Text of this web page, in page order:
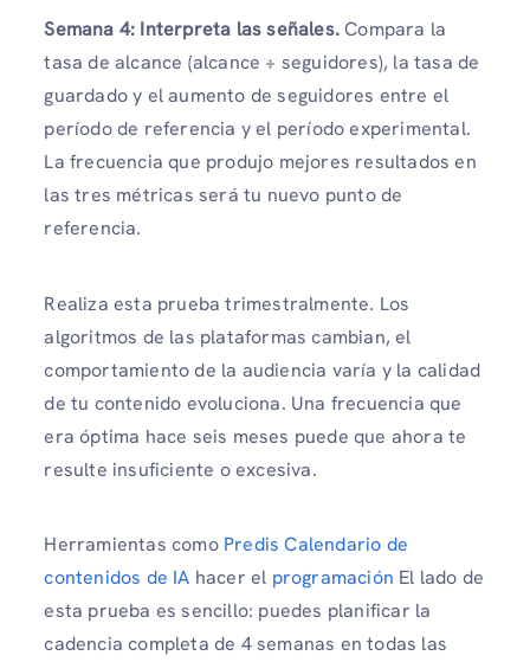
Semana 4: Interpreta las señales.Compara la
tasa de alcance (alcance ÷ seguidores), la tasa de
guardado y el aumento de seguidores entre el
período de referencia y el período experimental.
La frecuencia que produjo mejores resultados en
las tres métricas será tu nuevo punto de
referencia.
Realiza esta prueba trimestralmente. Los
algoritmos de las plataformas cambian, el
comportamiento de la audiencia varía y la calidad
de tu contenido evoluciona. Una frecuencia que
era óptima hace seis meses puede que ahora te
resulte insuficiente o excesiva.
Herramientas como Predis Calendario de
contenidos de IA hacer el programación El lado de
esta prueba es sencillo: puedes planificar la
cadencia completa de 4 semanas en todas las